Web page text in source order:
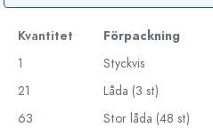
Kvantitet Förpackning
1
Styckvis
21
Låda (3 st)
63
Stor låda (48 st)